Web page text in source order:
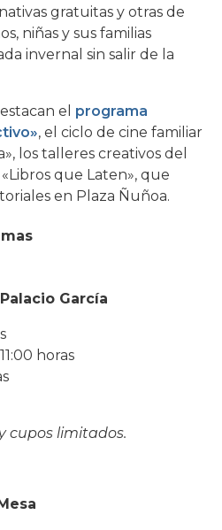
gratuitas y otras de
niñas y sus familias
invernal sin salir de la
el programa
, el ciclo de cine familiar
los talleres creativos del
que Laten», que
en Plaza Ñuñoa.
García
horas
cupos limitados.